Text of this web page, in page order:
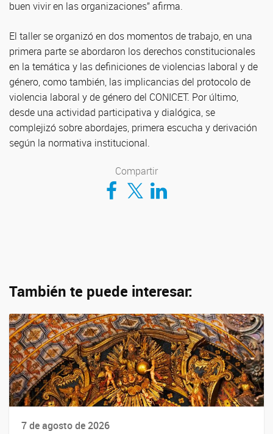
buen vivir en las organizaciones” afirma.
El taller se organizó en dos momentos de trabajo, en una
primera parte se abordaron los derechos constitucionales
en la temática y las definiciones de violencias laboral y de
género, como también, las implicancias del protocolo de
violencia laboral y de género del CONICET. Por último,
desde una actividad participativa y dialógica, se
complejizó sobre abordajes, primera escucha y derivación
según la normativa institucional.
Compartir
Compartir en Facebook
Compartir en TwitterCompartir en LinkedIn
También te puede interesar:
7 de agosto de 2026